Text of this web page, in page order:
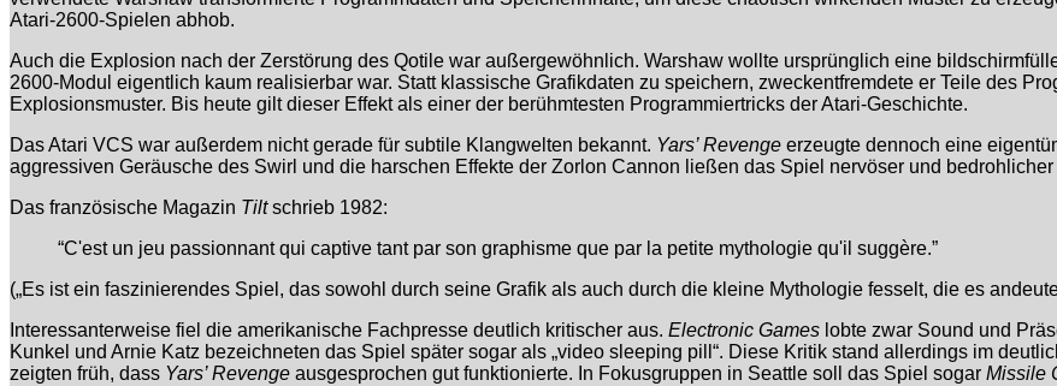
Atari-2600-Spielen abhob.
Auch die Explosion nach der Zerstörung des Qotile war außergewöhnlich. Warshaw wollte ursprünglich eine
2600-Modul eigentlich kaum realisierbar war. Statt klassische Grafikdaten zu speichern, zweckentfremdete er Teile des
Explosionsmuster. Bis heute gilt dieser Effekt als einer der berühmtesten Programmiertricks der Atari-Geschichte.
Das Atari VCS war außerdem nicht gerade für subtile Klangwelten bekannt. Yars’ Revenge erzeugte dennoch eine
aggressiven Geräusche des Swirl und die harschen Effekte der Zorlon Cannon ließen das Spiel nervöser und
Das französische Magazin Tiltschrieb 1982:
“C'est un jeu passionnant qui captive tant par son graphisme que par la petite mythologie qu'il suggère.”
(„Es ist ein faszinierendes Spiel, das sowohl durch seine Grafik als auch durch die kleine Mythologie fesselt, die es
Interessanterweise fiel die amerikanische Fachpresse deutlich kritischer aus. Electronic Games lobte zwar Sound und
Kunkel und Arnie Katz bezeichneten das Spiel später sogar als „video sleeping pill“. Diese Kritik stand allerdings im
zeigten früh, dass Yars’ Revenge ausgesprochen gut funktionierte. In Fokusgruppen in Seattle soll das Spiel sogar Missile